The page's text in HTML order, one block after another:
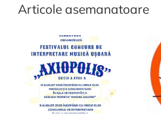
pentru
insectelor
august
Articole asemanatoare